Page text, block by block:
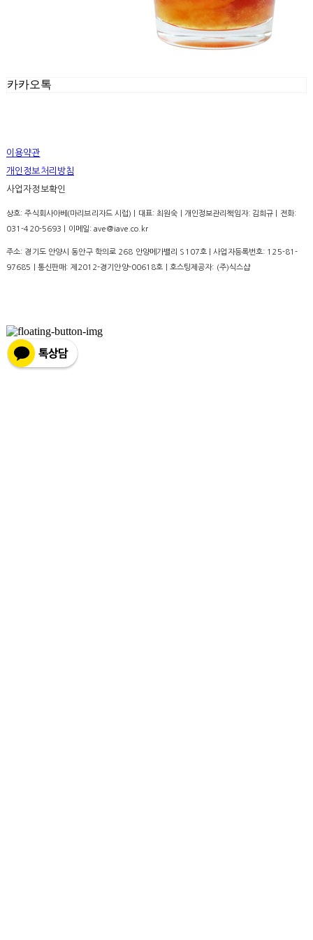
카카오톡
이용약관
개인정보처리방침
사업자정보확인
상호: 주식회사아베(마리브리자드 시럽) | 대표: 최원숙 | 개인정보관리책임자: 김희규 | 전화:
031-420-5693 | 이메일: ave@iave.co.kr
주소: 경기도 안양시 동안구 학의로 268 안양메가밸리 S107호 | 사업자등록번호: 125-81-
97685
| 통신판매: 제2012-경기안양-00618호 | 호스팅제공자: (주)식스샵